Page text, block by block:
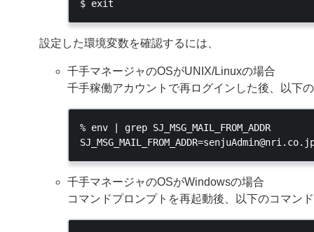
設定した環境変数を確認するには、
千手マネージャのOSがUNIX/Linuxの場合
千手稼働アカウントで再ログインした後、以下
% env | grep SJ_MSG_MAIL_FROM_ADDR
千手マネージャのOSがWindowsの場合
コマンドプロンプトを再起動後、以下のコマン